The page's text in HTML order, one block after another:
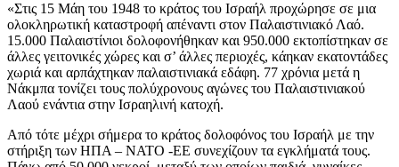
«Στις 15 Μάη του 1948 το κράτος του Ισραήλ προχώρησε σε μια
ολοκληρωτική καταστροφή απέναντι στον Παλαιστινιακό Λαό.
15.000 Παλαιστίνιοι δολοφονήθηκαν και 950.000 εκτοπίστηκαν σε
άλλες γειτονικές χώρες και σ’ άλλες περιοχές, κάηκαν εκατοντάδες
χωριά και αρπάχτηκαν παλαιστινιακά εδάφη. 77 χρόνια μετά η
Νάκμπα τονίζει τους πολύχρονους αγώνες του Παλαιστινιακού
Λαού ενάντια στην Ισραηλινή κατοχή.
Από τότε μέχρι σήμερα το κράτος δολοφόνος του Ισραήλ με την
στήριξη των ΗΠΑ – ΝΑΤΟ -ΕΕ συνεχίζουν τα εγκλήματά τους.